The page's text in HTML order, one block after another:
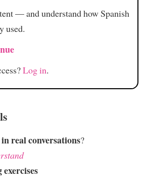
— and understand how Spanish
used.
Log in.
real conversations?